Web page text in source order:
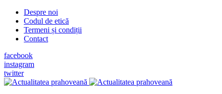
Despre noi
Codul de etică
Termeni și condiții
Contact
facebook
instagram
twitter